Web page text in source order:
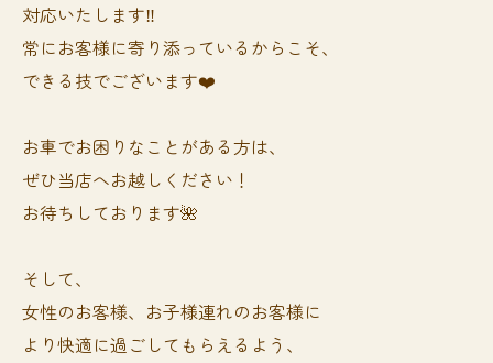
対応いたします‼️
常にお客様に寄り添っているからこそ、
できる技でございます❤️
お車でお困りなことがある方は、
ぜひ当店へお越しください！
お待ちしております🌺
そして、
女性のお客様、お子様連れのお客様に
より快適に過ごしてもらえるよう、